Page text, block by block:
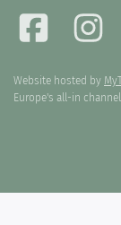
Website hosted by
Europe's all-in